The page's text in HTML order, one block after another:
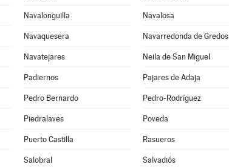
Navalonguilla Navalosa
Navaquesera Navarredonda de Gredos
Navatejares Neila de San Miguel
Padiernos Pajares de Adaja
Pedro Bernardo Pedro-Rodríguez
Piedralaves Poveda
Puerto Castilla Rasueros
Salobral Salvadiós